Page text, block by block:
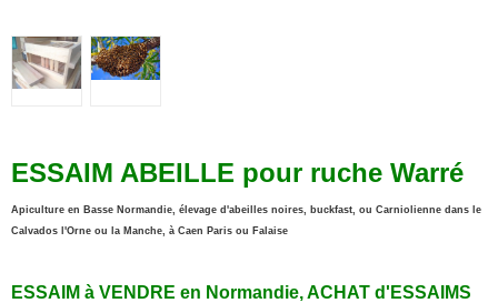
ESSAIM ABEILLE pour ruche Warré
Apiculture en Basse Normandie, élevage d'abeilles noires, buckfast, ou Carniolienne dans le
Calvados l'Orne ou la Manche, à Caen Paris ou Falaise
ESSAIM à VENDRE en Normandie, ACHAT d'ESSAIMS